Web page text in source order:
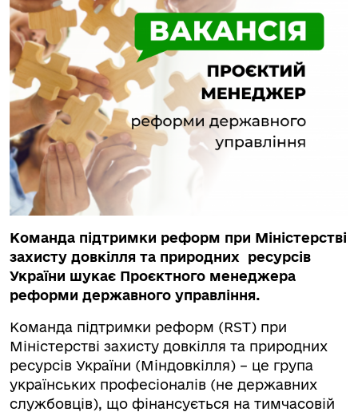
Команда підтримки реформ при Міністерстві
захисту довкілля та природних ресурсів
України шукає Проєктного менеджера
реформи державного управління.
Команда підтримки реформ (RST) при
Міністерстві захисту довкілля та природних
ресурсів України (Міндовкілля) – це група
українських професіоналів (не державних
службовців), що фінансується на тимчасовій